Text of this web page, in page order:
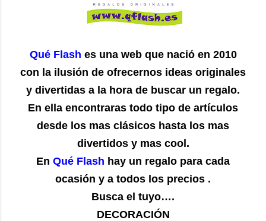
Qué Flash es una web que nació en 2010
con la ilusión de ofrecernos ideas originales
y divertidas a la hora de buscar un regalo.
En ella encontraras todo tipo de artículos
desde los mas clásicos hasta los mas
divertidos y mas cool.
En Qué Flash hay un regalo para cada
ocasión y a todos los precios .
Busca el tuyo….
DECORACIÓN